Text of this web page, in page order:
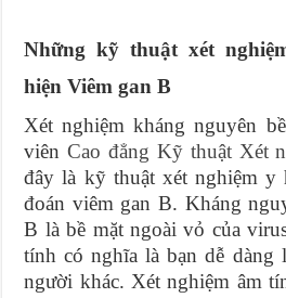
Những kỹ thuật xét
hiện Viêm gan B
Xét nghiệm kháng nguyên
viênCao đẳng Kỹ thuật Xét
đây là kỹ thuật xét nghiệm y
đoán viêm gan B. Kháng
B là bề mặt ngoài vỏ của
tính có nghĩa là bạn dễ dàng
người khác. Xét nghiệm âm